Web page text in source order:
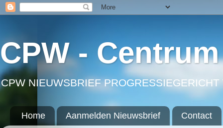
CPW -
CPW NIEUWSBRIEF
Home Aanmelden Nieuwsbrief Contact